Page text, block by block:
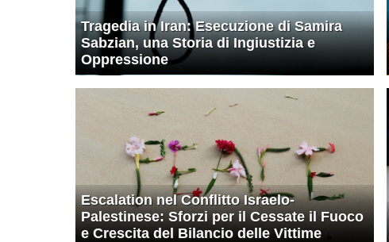
Tragedia in Iran: Esecuzione di Samira
Sabzian, una Storia di Ingiustizia e
Oppressione
Escalation nel Conflitto Israelo-
Palestinese: Sforzi per il Cessate il Fuoco
e Crescita del Bilancio delle Vittime